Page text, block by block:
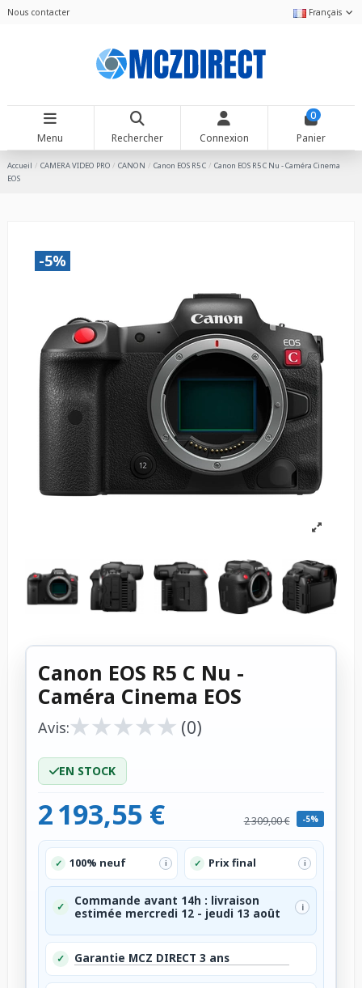
Nous contacter Français
Menu Rechercher Connexion
0
Panier
Accueil CAMERA VIDEO PRO CANON Canon EOS R5 C
Canon EOS R5 C Nu - Caméra Cinema
EOS
-5%
Canon EOS R5 C Nu -
Caméra Cinema EOS
Avis:★
★★
★★
★★
★★
★ (0)
EN STOCK
2 193,55 € 2 309,00 € -5%
✓ 100% neuf i ✓ Prix final i
✓
Commande avant 14h : livraison
estimée mercredi 12 - jeudi 13 août
i
✓ Garantie MCZ DIRECT 3 ans